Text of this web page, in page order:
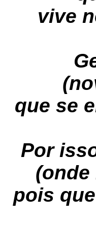
vive
que se
Por
(onde
pois